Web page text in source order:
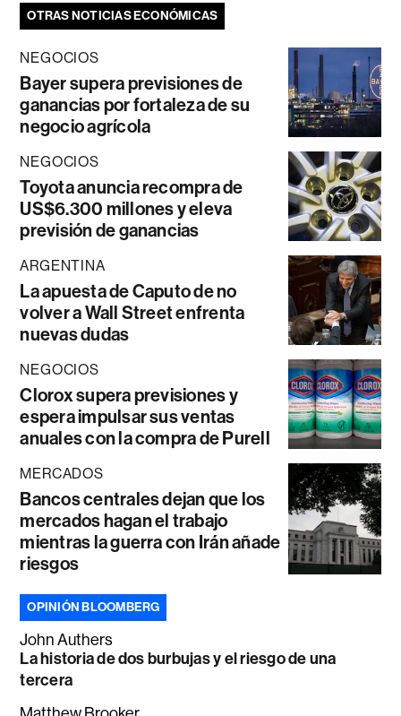
OTRAS NOTICIAS ECONÓMICAS
NEGOCIOS
Bayer supera previsiones de
ganancias por fortaleza de su
negocio agrícola
NEGOCIOS
Toyota anuncia recompra de
US$6.300 millones y eleva
previsión de ganancias
ARGENTINA
La apuesta de Caputo de no
volver a Wall Street enfrenta
nuevas dudas
NEGOCIOS
Clorox supera previsiones y
espera impulsar sus ventas
anuales con la compra de Purell
MERCADOS
Bancos centrales dejan que los
mercados hagan el trabajo
mientras la guerra con Irán añade
riesgos
OPINIÓN BLOOMBERG
John Authers
La historia de dos burbujas y el riesgo de una
tercera